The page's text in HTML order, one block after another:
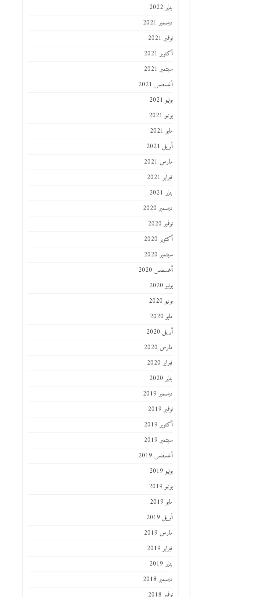
يناير 2022
ديسمبر 2021
نوفمبر 2021
أكتوبر 2021
سبتمبر 2021
أغسطس 2021
يوليو 2021
يونيو 2021
مايو 2021
أبريل 2021
مارس 2021
فبراير 2021
يناير 2021
ديسمبر 2020
نوفمبر 2020
أكتوبر 2020
سبتمبر 2020
أغسطس 2020
يوليو 2020
يونيو 2020
مايو 2020
أبريل 2020
مارس 2020
فبراير 2020
يناير 2020
ديسمبر 2019
نوفمبر 2019
أكتوبر 2019
سبتمبر 2019
أغسطس 2019
يوليو 2019
يونيو 2019
مايو 2019
أبريل 2019
مارس 2019
فبراير 2019
يناير 2019
ديسمبر 2018